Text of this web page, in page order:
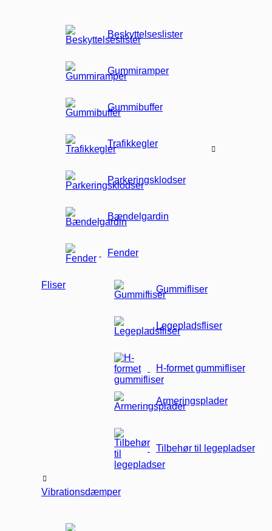
Beskyttelseslister
Gummiramper
Gummibuffer
Trafikkegler
Parkeringsklodser
Bændelgardin
Fender
Fliser Gummifliser
Legepladsfliser
H-formet gummifliser
Armeringsplader
Tilbehør til legepladser
Vibrationsdæmper